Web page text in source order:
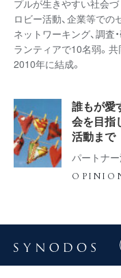
プルが生きやすい社会
ロビー活動、企業等での
ネットワーキング、調査
ランティアで10名弱。共
2010年に結成。
誰もが愛
会を目指
活動まで
パートナ